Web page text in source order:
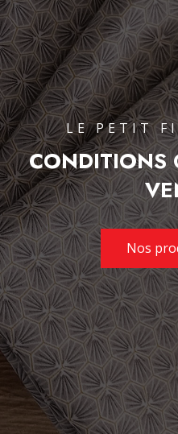
LE PETIT
CONDITIONS
Nos